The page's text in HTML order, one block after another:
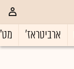
ארביטראז'